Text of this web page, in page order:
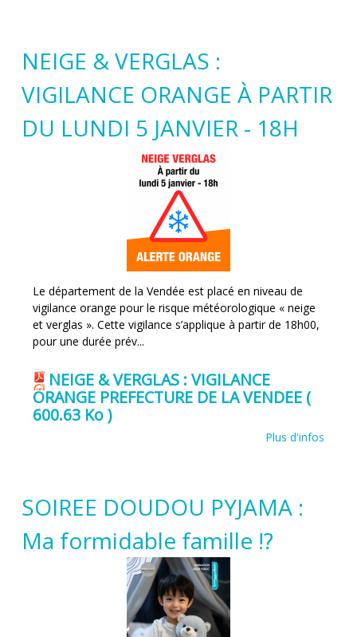
NEIGE & VERGLAS :
VIGILANCE ORANGE À PARTIR
DU LUNDI 5 JANVIER - 18H
Le département de la Vendée est placé en niveau de
vigilance orange pour le risque météorologique « neige
et verglas ». Cette vigilance s’applique à partir de 18h00,
pour une durée prév...
NEIGE & VERGLAS : VIGILANCE
ORANGE PREFECTURE DE LA VENDEE (
600.63 Ko )
Plus d'infos
SOIREE DOUDOU PYJAMA :
Ma formidable famille !?